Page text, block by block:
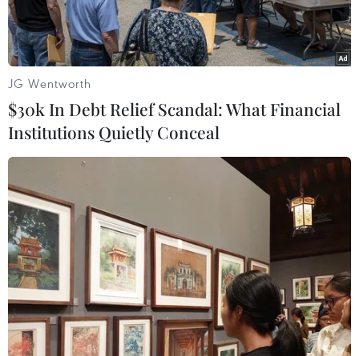
Mưa trắng trời khiến nhiều phương tiện giao thông không nhìn
rõ đường đi. (Ảnh: Hồng Giang/TTXVN)
Theo Trung tâm Dự báo Khí tượng Thủy văn
Quốc gia, đêm 15/8, khu vực vịnh Bắc Bộ có mưa
rào và dông; trong mưa dông có khả năng xảy
JG Wentworth
$30k In Debt Relief Scandal: What Financial
Institutions Quietly Conceal